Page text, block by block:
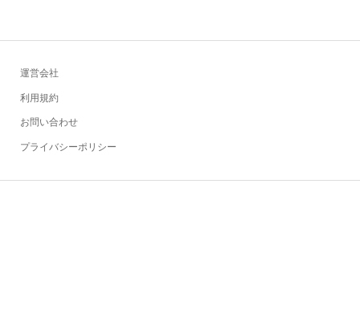
運営会社
利用規約
お問い合わせ
プライバシーポリシー